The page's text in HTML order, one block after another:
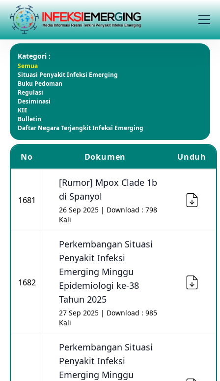
Kategori :
Semua
Situasi Penyakit Infeksi Emerging
Buku Pedoman
Regulasi
Desiminasi
KIE
Bulletin
Daftar Negara Terjangkit Infeksi Emerging
No Dokumen Unduh
1681
[Rumor] Mpox Clade 1b
di Spanyol
26 Sep 2025 | Download : 798
Kali
1682
Perkembangan Situasi
Penyakit Infeksi
Emerging Minggu
Epidemiologi ke-38
Tahun 2025
27 Sep 2025 | Download : 985
Kali
Perkembangan Situasi
Penyakit Infeksi
Emerging Minggu